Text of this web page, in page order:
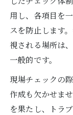
用し、各項目を
スを防止します
視される場所は
一般的です。
現場チェックの
作成も欠かせま
を果たし、トラ